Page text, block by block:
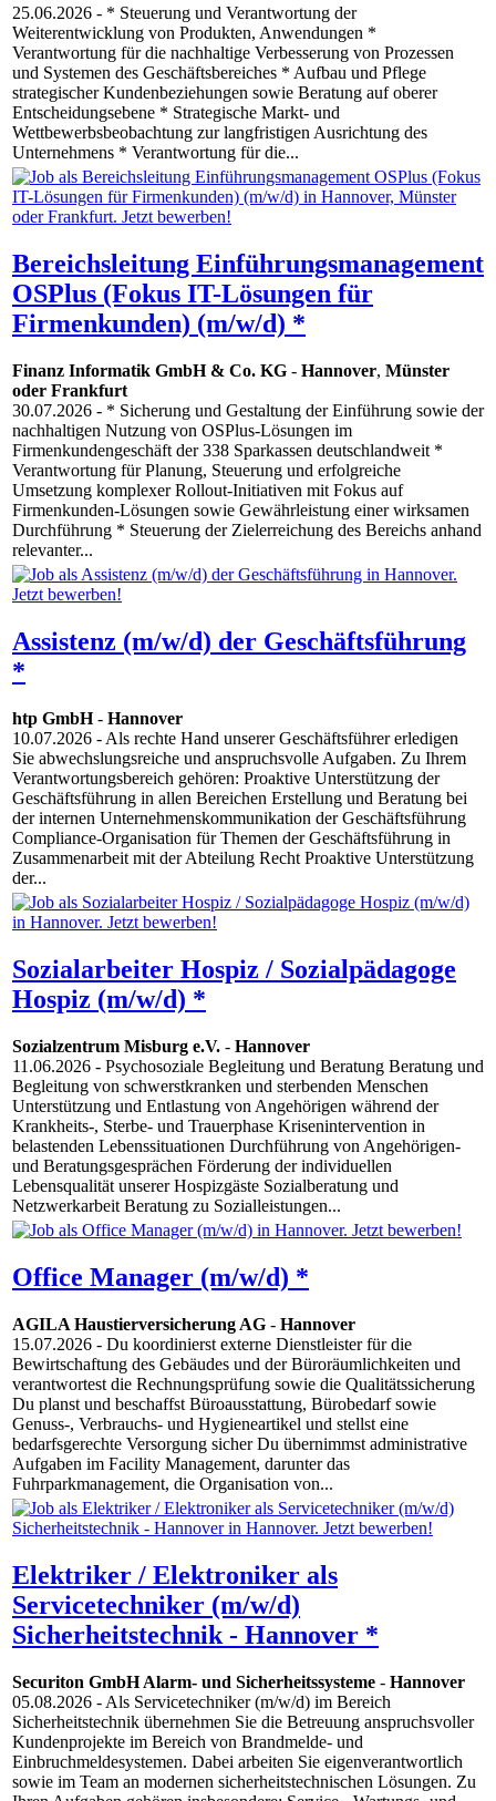
25.06.2026 - * Steuerung und Verantwortung der
Weiterentwicklung von Produkten, Anwendungen *
Verantwortung für die nachhaltige Verbesserung von Prozessen
und Systemen des Geschäftsbereiches * Aufbau und Pflege
strategischer Kundenbeziehungen sowie Beratung auf oberer
Entscheidungsebene * Strategische Markt- und
Wettbewerbsbeobachtung zur langfristigen Ausrichtung des
Unternehmens * Verantwortung für die...
Bereichsleitung Einführungsmanagement
OSPlus (Fokus IT-Lösungen für
Firmenkunden) (m/w/d) *
Finanz Informatik GmbH & Co. KG - Hannover, Münster
oder Frankfurt
30.07.2026 - * Sicherung und Gestaltung der Einführung sowie der
nachhaltigen Nutzung von OSPlus-Lösungen im
Firmenkundengeschäft der 338 Sparkassen deutschlandweit *
Verantwortung für Planung, Steuerung und erfolgreiche
Umsetzung komplexer Rollout-Initiativen mit Fokus auf
Firmenkunden-Lösungen sowie Gewährleistung einer wirksamen
Durchführung * Steuerung der Zielerreichung des Bereichs anhand
relevanter...
Assistenz (m/w/d) der Geschäftsführung
*
htp GmbH- Hannover
10.07.2026 - Als rechte Hand unserer Geschäftsführer erledigen
Sie abwechslungsreiche und anspruchsvolle Aufgaben. Zu Ihrem
Verantwortungsbereich gehören: Proaktive Unterstützung der
Geschäftsführung in allen Bereichen Erstellung und Beratung bei
der internen Unternehmenskommunikation der Geschäftsführung
Compliance-Organisation für Themen der Geschäftsführung in
Zusammenarbeit mit der Abteilung Recht Proaktive Unterstützung
der...
Sozialarbeiter Hospiz / Sozialpädagoge
Hospiz (m/w/d) *
Sozialzentrum Misburg e.V. - Hannover
11.06.2026 - Psychosoziale Begleitung und Beratung Beratung und
Begleitung von schwerstkranken und sterbenden Menschen
Unterstützung und Entlastung von Angehörigen während der
Krankheits-, Sterbe- und Trauerphase Krisenintervention in
belastenden Lebenssituationen Durchführung von Angehörigen-
und Beratungsgesprächen Förderung der individuellen
Lebensqualität unserer Hospizgäste Sozialberatung und
Netzwerkarbeit Beratung zu Sozialleistungen...
Office Manager (m/w/d) *
AGILA Haustierversicherung AG - Hannover
15.07.2026 - Du koordinierst externe Dienstleister für die
Bewirtschaftung des Gebäudes und der Büroräumlichkeiten und
verantwortest die Rechnungsprüfung sowie die Qualitätssicherung
Du planst und beschaffst Büroausstattung, Bürobedarf sowie
Genuss-, Verbrauchs- und Hygieneartikel und stellst eine
bedarfsgerechte Versorgung sicher Du übernimmst administrative
Aufgaben im Facility Management, darunter das
Fuhrparkmanagement, die Organisation von...
Elektriker / Elektroniker als
Servicetechniker (m/w/d)
Sicherheitstechnik - Hannover *
Securiton GmbH Alarm- und Sicherheitssysteme - Hannover
05.08.2026 - Als Servicetechniker (m/w/d) im Bereich
Sicherheitstechnik übernehmen Sie die Betreuung anspruchsvoller
Kundenprojekte im Bereich von Brandmelde- und
Einbruchmeldesystemen. Dabei arbeiten Sie eigenverantwortlich
sowie im Team an modernen sicherheitstechnischen Lösungen. Zu